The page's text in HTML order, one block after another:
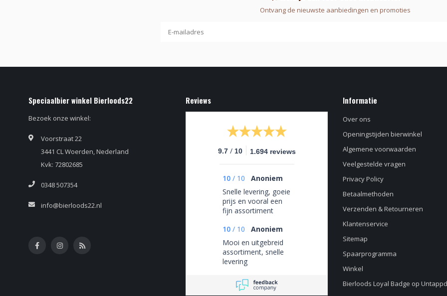
Ontvang de nieuwste aanbiedingen en promoties
Speciaalbier winkel Bierloods22
Bezoek onze winkel:
Voorstraat 22
3441 CL Woerden, Nederland
Kvk: 72802685
0348 507354
info@bierloods22.nl
Reviews
9.7 / 10 1.694 reviews
10 / 10
Anoniem
Snelle levering, goeie
prijs en vooral een
fijn assortiment
10 / 10
Anoniem
Mooi en uitgebreid
assortiment, snelle
levering
Informatie
Over ons
Openingstijden bierwinkel
Algemene voorwaarden
Veelgestelde vragen
Privacy Policy
Betaalmethoden
Verzenden & Retourneren
Klantenservice
Sitemap
Spaarprogramma
Winkel
Bierloods Loyal Badge op Untappd